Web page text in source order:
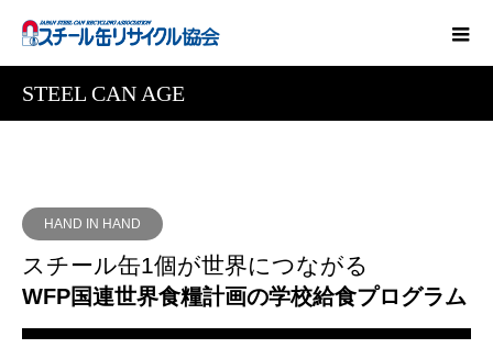
STEEL CAN AGE
HAND IN HAND
スチール缶1個が世界につながる
WFP国連世界食糧計画の学校給食プログラム